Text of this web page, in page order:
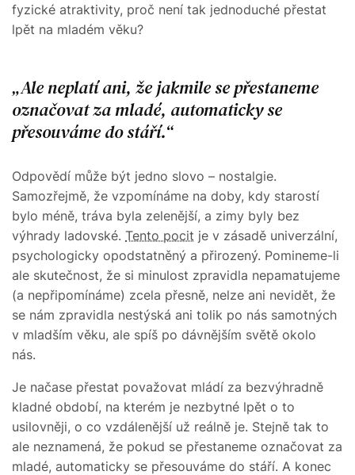
fyzické atraktivity, proč není tak jednoduché přestat
lpět na mladém věku?
Ale neplatí ani, že jakmile se přestaneme
označovat za mladé, automaticky se
přesouváme do stáří.
Odpovědí může být jedno slovo – nostalgie.
Samozřejmě, že vzpomínáme na doby, kdy starostí
bylo méně, tráva byla zelenější, a zimy byly bez
výhrady ladovské. Tento pocit je v zásadě univerzální,
psychologicky opodstatněný a přirozený. Pomineme-li
ale skutečnost, že si minulost zpravidla nepamatujeme
(a nepřipomínáme) zcela přesně, nelze ani nevidět, že
se nám zpravidla nestýská ani tolik po nás samotných
v mladším věku, ale spíš po dávnějším světě okolo
nás.
Je načase přestat považovat mládí za bezvýhradně
kladné období, na kterém je nezbytné lpět o to
usilovněji, o co vzdálenější už reálně je. Stejně tak to
ale neznamená, že pokud se přestaneme označovat za
mladé, automaticky se přesouváme do stáří. A konec